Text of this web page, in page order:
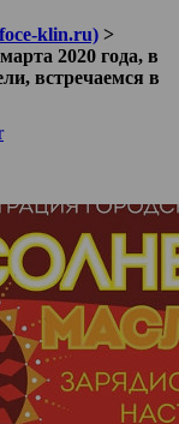
klin.ru) >
2020 года, в
встречаемся в